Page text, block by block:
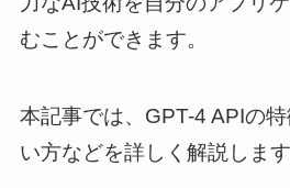
むことができます。
本記事では、GPT-4 APIの
い方などを詳しく解説します